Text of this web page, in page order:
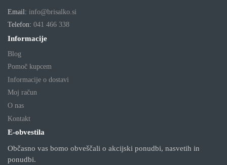
Email: info@brisalko.si
Telefon: 041 466 338
Informacije
Blog
Pomoč kupcem
Informacije o dostavi
Moj račun
O nas
Kontakt
E-obvestila
Občasno vas bomo obveščali o akcijski ponudbi, nasvetih in
ponudbi.